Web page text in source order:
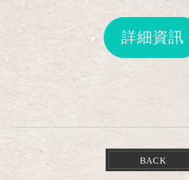
詳細資訊
BACK